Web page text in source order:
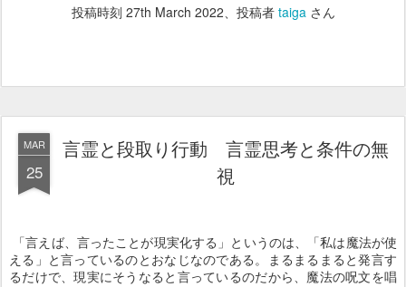
投稿時刻 27th March 2022、投稿者 taigaさん
MAR
25
言霊と段取り行動 言霊思考と条件の無
視
「言えば、言ったことが現実化する」というのは、「私は魔法が使
える」と言っているのとおなじなのである。まるまるまると発言す
るだけで、現実にそうなると言っているのだから、魔法の呪文を唱